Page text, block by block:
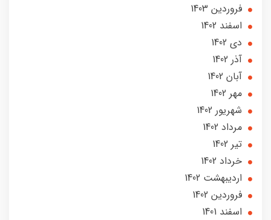
فروردین 1403
اسفند 1402
دی 1402
آذر 1402
آبان 1402
مهر 1402
شهریور 1402
مرداد 1402
تير 1402
خرداد 1402
ارديبهشت 1402
فروردین 1402
اسفند 1401